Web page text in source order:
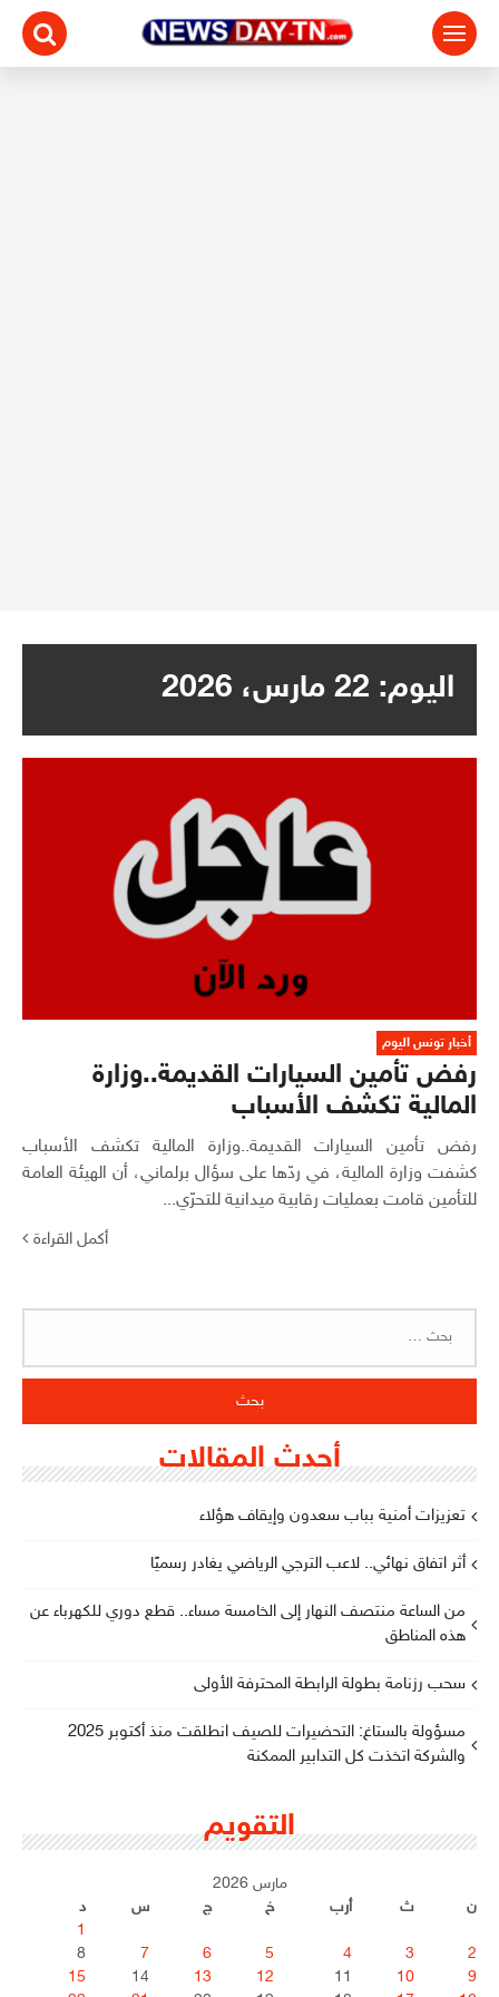
اليوم: 22 مارس، 2026
أخبار تونس اليوم
رفض تأمين السيارات القديمة..وزارة
المالية تكشف الأسباب
رفض تأمين السيارات القديمة..وزارة المالية تكشف الأسباب
كشفت وزارة المالية، في ردّها على سؤال برلماني، أن الهيئة العامة
للتأمين قامت بعمليات رقابية ميدانية للتحرّي...
أكمل القراءة
أحدث المقالات
تعزيزات أمنية بباب سعدون وإيقاف هؤلاء
أثر اتفاق نهائي.. لاعب الترجي الرياضي يغادر رسميًا
من الساعة منتصف النهار إلى الخامسة مساء.. قطع دوري للكهرباء عن
هذه المناطق
سحب رزنامة بطولة الرابطة المحترفة الأولى
مسؤولة بالستاغ: التحضيرات للصيف انطلقت منذ أكتوبر 2025
والشركة اتخذت كل التدابير الممكنة
التقويم
مارس 2026
ن
ث أرب خ ج س
د
1
2
3
4
5
6
7
8
9
10
11
12
13
14
15